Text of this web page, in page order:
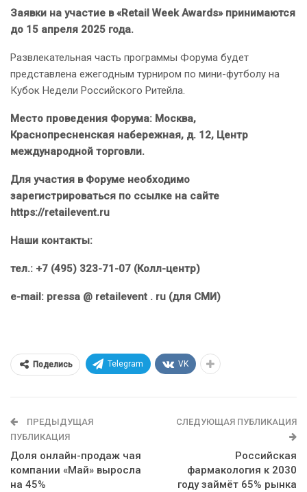
Заявки на участие в «Retail Week Awards» принимаются
до 15 апреля 2025 года.
Развлекательная часть программы Форума будет
представлена ежегодным турниром по мини-футболу на
Кубок Недели Российского Ритейла.
Место проведения Форума: Москва,
Краснопресненская набережная, д. 12, Центр
международной торговли.
Для участия в Форуме необходимо
зарегистрироваться по ссылке на сайте
https://retailevent.ru
Наши контакты:
тел.: +7 (495) 323-71-07 (Колл-центр)
е-mail: pressa @ retailevent . ru (для СМИ)
Поделись Telegram VK
ПРЕДЫДУЩАЯ
ПУБЛИКАЦИЯ
Доля онлайн-продаж чая
компании «Май» выросла
на 45%
СЛЕДУЮЩАЯ ПУБЛИКАЦИЯ
Российская
фармакология к 2030
году займёт 65% рынка